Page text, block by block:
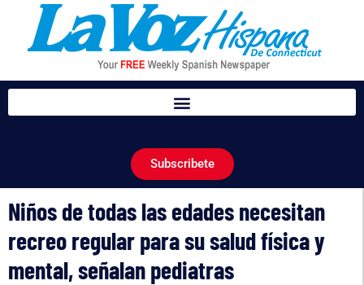
Subscribete
Niños de todas las edades necesitan
recreo regular para su salud física y
mental, señalan pediatras